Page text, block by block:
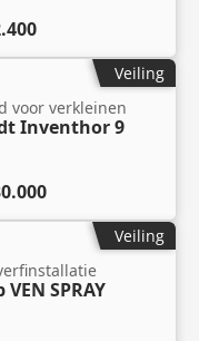
voor verkleinen
Inventhor 9
Veiling
SPRAY
Veiling